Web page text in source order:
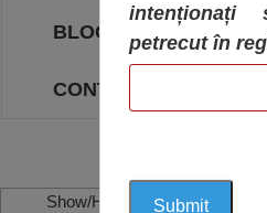
BLOG
CONTACT
Show/Hide Left Side
petrecut în